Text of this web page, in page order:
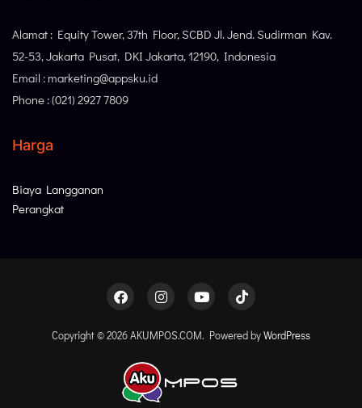
Alamat : Equity Tower, 37th Floor, SCBD Jl. Jend. Sudirman Kav.
52-53, Jakarta Pusat, DKI Jakarta, 12190, Indonesia
Email : marketing@appsku.id
Phone : (021) 2927 7809
Harga
Biaya Langganan
Perangkat
Copyright © 2026 AKUMPOS.COM. Powered byWordPress